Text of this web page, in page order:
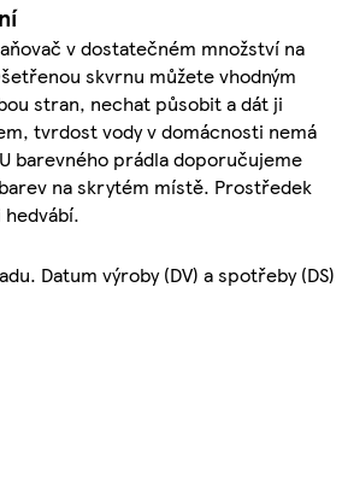
v dostatečném množství na
skvrnu můžete vhodným
stran, nechat působit a dát ji
tvrdost vody v domácnosti nemá
barevného prádla doporučujeme
na skrytém místě. Prostředek
hedvábí.
Datum výroby (DV) a spotřeby (DS)